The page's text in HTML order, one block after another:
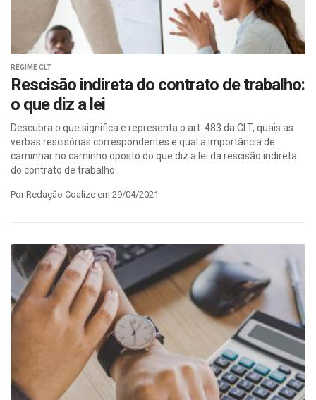
REGIME CLT
Rescisão indireta do contrato de trabalho:
o que diz a lei
Descubra o que significa e representa o art. 483 da CLT, quais as
verbas rescisórias correspondentes e qual a importância de
caminhar no caminho oposto do que diz a lei da rescisão indireta
do contrato de trabalho.
Por Redação Coalize em 29/04/2021